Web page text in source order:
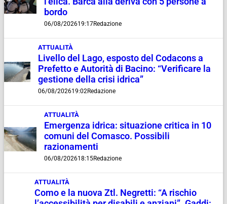
bordo
06/08/202619:17Redazione
ATTUALITÀ
Livello del Lago, esposto del Codacons a
Prefetto e Autorità di Bacino: “Verificare la
gestione della crisi idrica”
06/08/202619:02Redazione
ATTUALITÀ
Emergenza idrica: situazione critica in 10
comuni del Comasco. Possibili
razionamenti
06/08/202618:15Redazione
ATTUALITÀ
Como e la nuova Ztl. Negretti: “A rischio